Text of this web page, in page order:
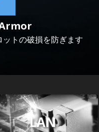
トの破損を防ぎます
LAN